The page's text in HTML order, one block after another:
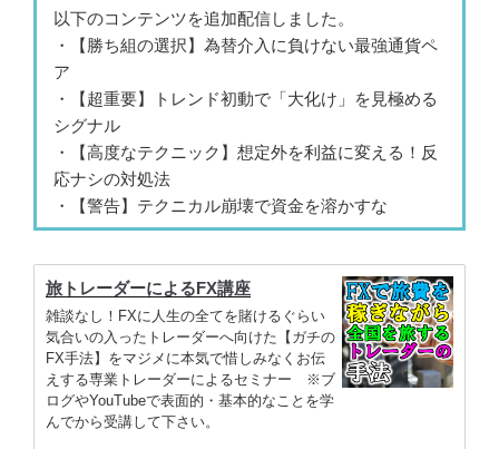
以下のコンテンツを追加配信しました。
・【勝ち組の選択】為替介入に負けない最強通貨ペ
ア
・【超重要】トレンド初動で「大化け」を見極める
シグナル
・【高度なテクニック】想定外を利益に変える！反
応ナシの対処法
・【警告】テクニカル崩壊で資金を溶かすな
旅トレーダーによるFX講座
雑談なし！FXに人生の全てを賭けるぐらい
気合いの入ったトレーダーへ向けた【ガチの
FX手法】をマジメに本気で惜しみなくお伝
えする専業トレーダーによるセミナー ※ブ
ログやYouTubeで表面的・基本的なことを学
んでから受講して下さい。